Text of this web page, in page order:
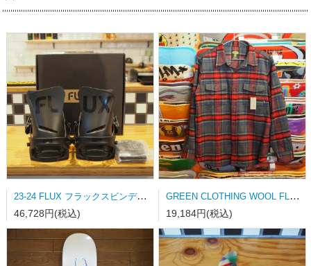
23-24 FLUX フラックスビンディング DS-LTD MATT BLACK Mサイズ
46,728円(税込)
GREEN CLOTHING WOOL FLANNEL SHRAT Lサイズ
19,184円(税込)